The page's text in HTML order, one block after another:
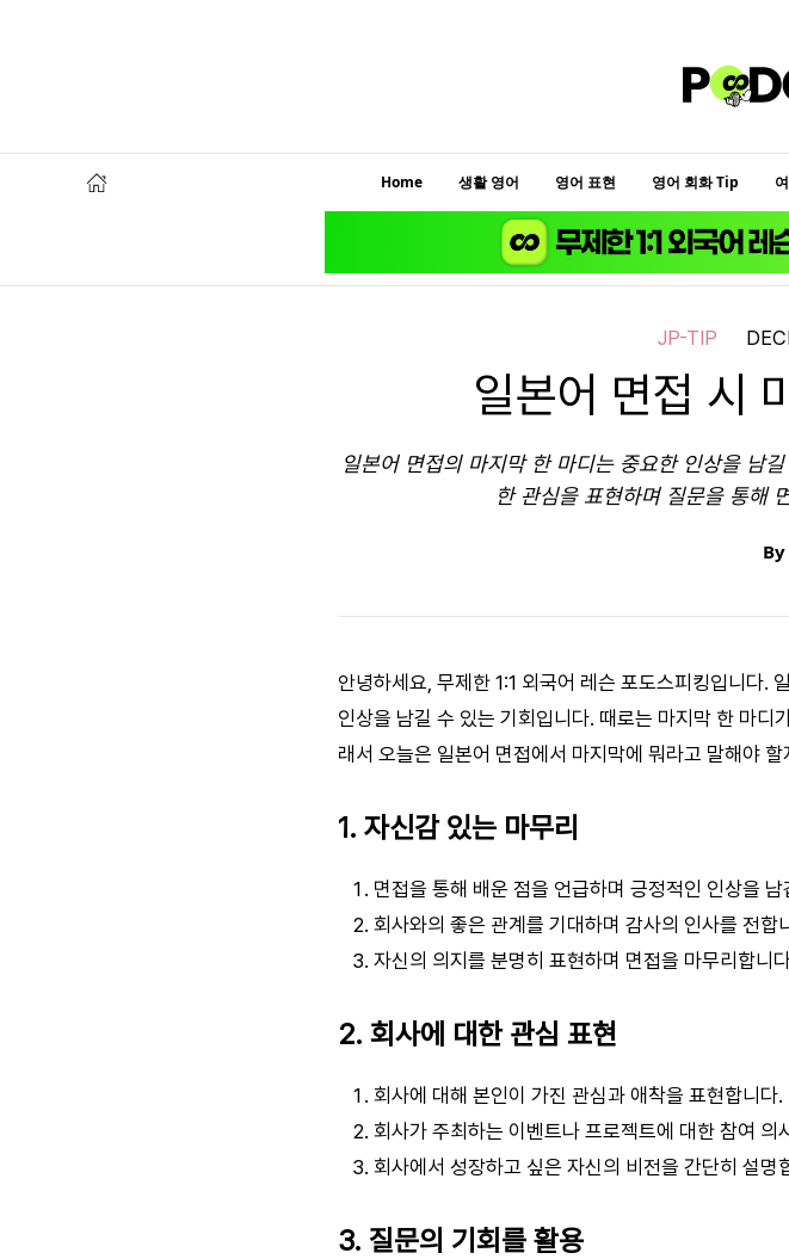
Home 생활 영어 영어 표현 영어 회화 Tip
JP-TIP
일본어 면접 시
일본어 면접의 마지막 한 마디는 중요한 인상을 남
한 관심을 표현하며 질문을 통해
By
안녕하세요, 무제한 1:1 외국어 레슨 포도스피킹입니다.
인상을 남길 수 있는 기회입니다. 때로는 마지막 한 마
래서 오늘은 일본어 면접에서 마지막에 뭐라고 말해야
1. 자신감 있는 마무리
면접을 통해 배운 점을 언급하며 긍정적인 인상을 남
회사와의 좋은 관계를 기대하며 감사의 인사를 전합
자신의 의지를 분명히 표현하며 면접을 마무리합니
2. 회사에 대한 관심 표현
회사에 대해 본인이 가진 관심과 애착을 표현합니다.
회사가 주최하는 이벤트나 프로젝트에 대한 참여 의
회사에서 성장하고 싶은 자신의 비전을 간단히 설명
3. 질문의 기회를 활용